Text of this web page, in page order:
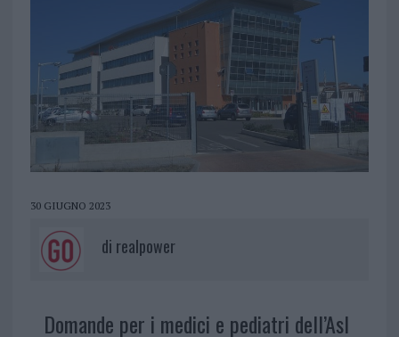
30 GIUGNO 2023
di realpower
Domande per i medici e pediatri dell’Asl